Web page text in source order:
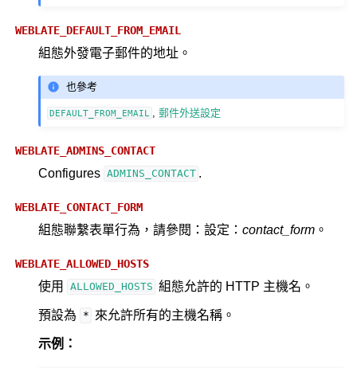
WEBLATE_DEFAULT_FROM_EMAIL
組態外發電子郵件的地址。
也參考
DEFAULT_FROM_EMAIL ,郵件外送設定
WEBLATE_ADMINS_CONTACT
Configures ADMINS_CONTACT .
WEBLATE_CONTACT_FORM
組態聯繫表單行為，請參閱：設定： contact_form 。
WEBLATE_ALLOWED_HOSTS
使用 ALLOWED_HOSTS 組態允許的 HTTP 主機名。
預設為 * 來允許所有的主機名稱。
示例：